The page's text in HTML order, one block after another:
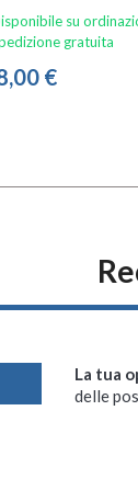
su
gratuita
€
La tua
delle